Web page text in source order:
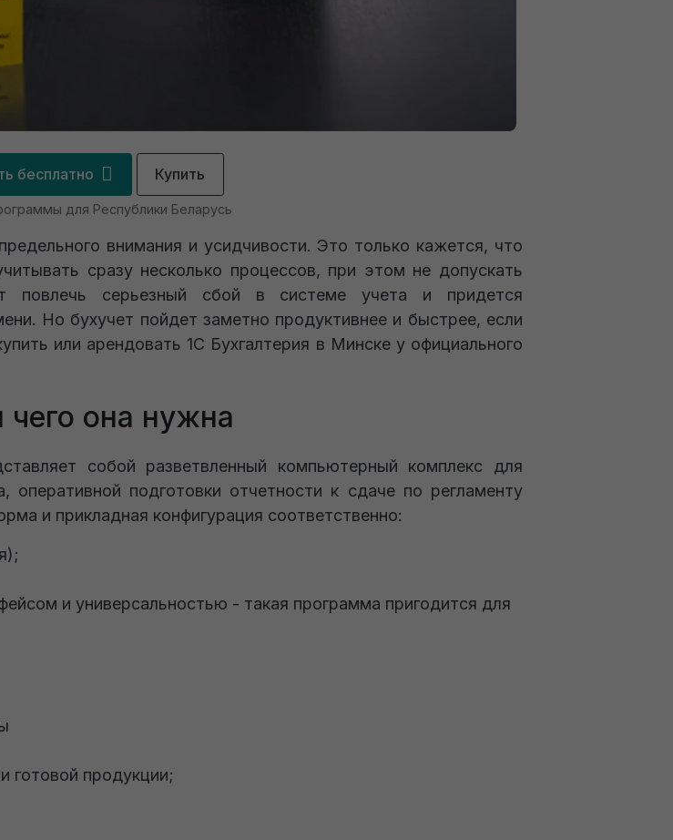
бесплатно Купить
для Республики Беларусь
внимания и усидчивости. Это только кажется, что
сразу несколько процессов, при этом не допускать
повлечь серьезный сбой в системе учета и придется
Но бухучет пойдет заметно продуктивнее и быстрее, если
или арендовать 1С Бухгалтерия в Минске у официального
она нужна
собой разветвленный компьютерный комплекс для
оперативной подготовки отчетности к сдаче по регламенту
и прикладная конфигурация соответственно:
и универсальностью - такая программа пригодится для
готовой продукции;